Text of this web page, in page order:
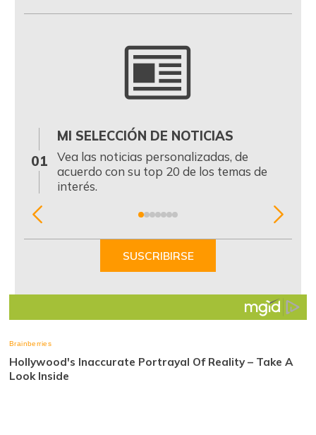
01
MI SELECCIÓN DE NOTICIAS
Vea las noticias personalizadas, de
acuerdo con su top 20 de los temas de
interés.
Item
SUSCRIBIRSE